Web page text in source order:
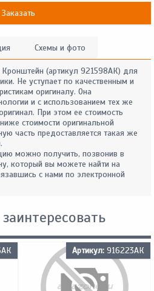
Заказать
Схемы и фото
Кронштейн (артикул 921598АК) для
Не уступает по качественным и
оригиналу. Она
и с использованием тех же
При этом ее стоимость
стоимости оригинальной
часть предоставляется такая же
можно получить, позвонив в
который вы можете найти на
с нами по электронной
Артикул: 916223АК